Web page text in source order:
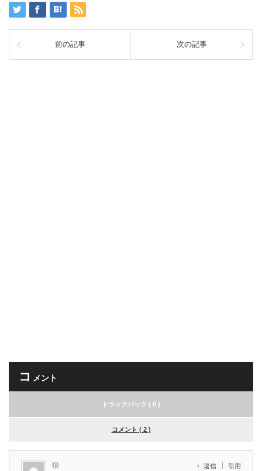
前の記事 次の記事
コ メント
トラックバック ( 0 )
コメント ( 2 )
猫 返信 引用